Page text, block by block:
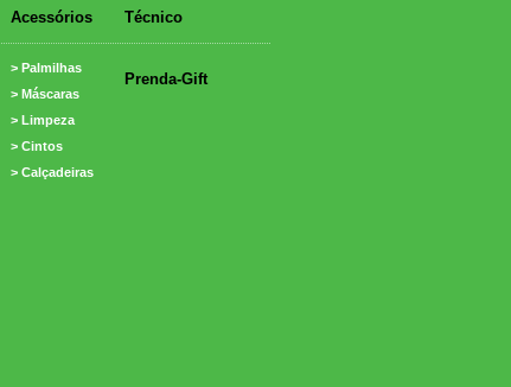
Acessórios
> Palmilhas
> Máscaras
> Limpeza
> Cintos
> Calçadeiras
Técnico
Prenda-Gift